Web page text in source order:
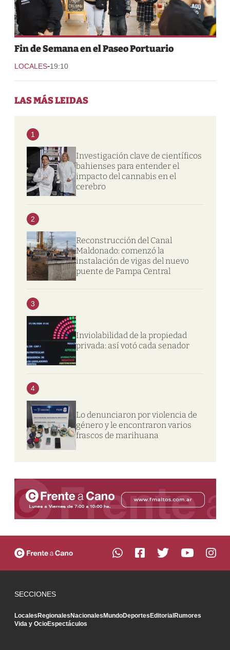
Fin de Semana en el Paseo Portuario
LOCALES-19:10
LAS MÁS LEIDAS
1
Investigación clave de científicos
bahienses para entender el
impacto del cannabis en el
cerebro
2
Reconstrucción del Canal
Maldonado: comenzó la
instalación de vigas del nuevo
puente de Pampa Central
3
Inviolabilidad de la propiedad
privada: así votó cada senador
4
Lo denunciaron por violencia de
género y le encontraron varios
frascos de marihuana
SECCIONES
LocalesRegionalesNacionalesMundoDeportesEditorialRumores
Vida y OcioEspectáculos